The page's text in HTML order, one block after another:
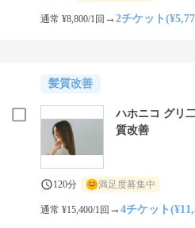
通常 ¥8,800/1回 →2チケット
髪質改善
ハホニコ グリ
質改善
120分 満足度募集中
通常 ¥15,400/1回 →4チケット